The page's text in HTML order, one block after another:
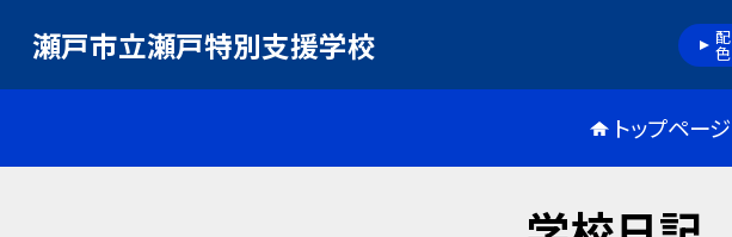
瀬戸市立瀬戸特別支援学校 配色
トップページ